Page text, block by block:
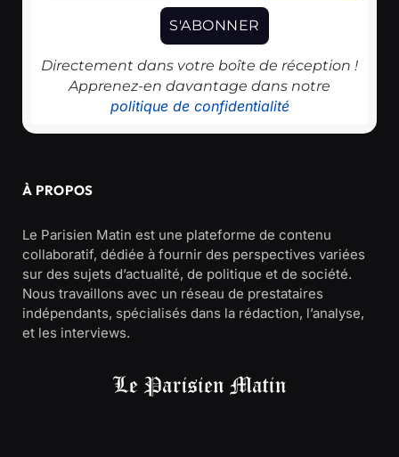
Directement dans votre boîte de réception !
Apprenez-en davantage dans notre
politique de confidentialité
À PROPOS
Le Parisien Matin est une plateforme de contenu
collaboratif, dédiée à fournir des perspectives variées
sur des sujets d’actualité, de politique et de société.
Nous travaillons avec un réseau de prestataires
indépendants, spécialisés dans la rédaction, l’analyse,
et les interviews.